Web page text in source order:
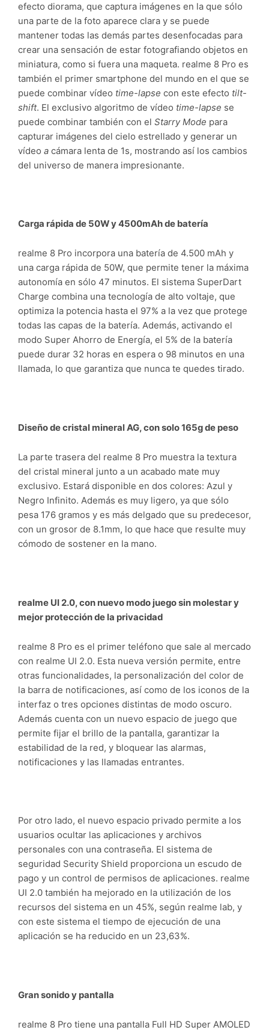
efecto diorama, que captura imágenes en la que sólo
una parte de la foto aparece clara y se puede
mantener todas las demás partes desenfocadas para
crear una sensación de estar fotografiando objetos en
miniatura, como si fuera una maqueta. realme 8 Pro es
también el primer smartphone del mundo en el que se
puede combinar vídeo time-lapse con este efecto tilt-
shift. El exclusivo algoritmo de vídeo time-lapse se
puede combinar también con el Starry Mode para
capturar imágenes del cielo estrellado y generar un
vídeo a cámara lenta de 1s, mostrando así los cambios
del universo de manera impresionante.
Carga rápida de 50W y 4500mAh de batería
realme 8 Pro incorpora una batería de 4.500 mAh y
una carga rápida de 50W, que permite tener la máxima
autonomía en sólo 47 minutos. El sistema SuperDart
Charge combina una tecnología de alto voltaje, que
optimiza la potencia hasta el 97% a la vez que protege
todas las capas de la batería. Además, activando el
modo Super Ahorro de Energía, el 5% de la batería
puede durar 32 horas en espera o 98 minutos en una
llamada, lo que garantiza que nunca te quedes tirado.
Diseño de cristal mineral AG, con solo 165g de peso
La parte trasera del realme 8 Pro muestra la textura
del cristal mineral junto a un acabado mate muy
exclusivo. Estará disponible en dos colores: Azul y
Negro Infinito. Además es muy ligero, ya que sólo
pesa 176 gramos y es más delgado que su predecesor,
con un grosor de 8.1mm, lo que hace que resulte muy
cómodo de sostener en la mano.
realme UI 2.0, con nuevo modo juego sin molestar y
mejor protección de la privacidad
realme 8 Pro es el primer teléfono que sale al mercado
con realme UI 2.0. Esta nueva versión permite, entre
otras funcionalidades, la personalización del color de
la barra de notificaciones, así como de los iconos de la
interfaz o tres opciones distintas de modo oscuro.
Además cuenta con un nuevo espacio de juego que
permite fijar el brillo de la pantalla, garantizar la
estabilidad de la red, y bloquear las alarmas,
notificaciones y las llamadas entrantes.
Por otro lado, el nuevo espacio privado permite a los
usuarios ocultar las aplicaciones y archivos
personales con una contraseña. El sistema de
seguridad Security Shield proporciona un escudo de
pago y un control de permisos de aplicaciones. realme
UI 2.0 también ha mejorado en la utilización de los
recursos del sistema en un 45%, según realme lab, y
con este sistema el tiempo de ejecución de una
aplicación se ha reducido en un 23,63%.
Gran sonido y pantalla
realme 8 Pro tiene una pantalla Full HD Super AMOLED